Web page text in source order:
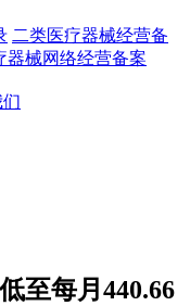
二类医疗器械经营备
器械网络经营备案
至每月440.66